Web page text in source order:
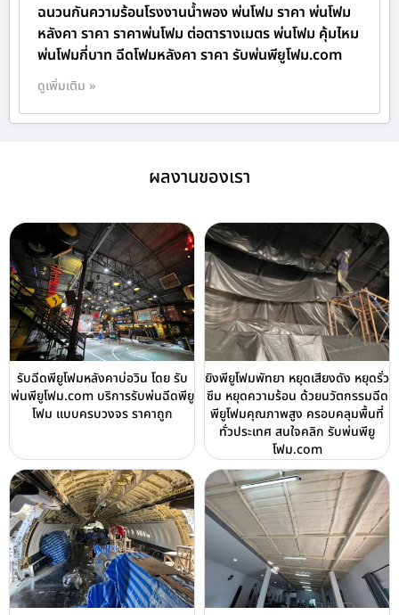
ฉนวนกันความร้อนโรงงานน้ำพอง พ่นโฟม ราคา พ่นโฟม
หลังคา ราคา ราคาพ่นโฟม ต่อตารางเมตร พ่นโฟม คุ้มไหม
พ่นโฟมกี่บาท ฉีดโฟมหลังคา ราคา รับพ่นพียูโฟม.com
ดูเพิ่มเติม »
ผลงานของเรา
รับฉีดพียูโฟมหลังคาบ่อวิน โดย รับ
พ่นพียูโฟม.com บริการรับพ่นฉีดพียู
โฟม แบบครบวงจร ราคาถูก
ยิงพียูโฟมพัทยา หยุดเสียงดัง หยุดรั่ว
ซึม หยุดความร้อน ด้วยนวัตกรรมฉีด
พียูโฟมคุณภาพสูง ครอบคลุมพื้นที่
ทั่วประเทศ สนใจคลิก รับพ่นพียู
โฟม.com